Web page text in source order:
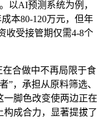
以AI预测系统为例，
本80-120万元，但年
收受接管期仅需4-8个
合做中不再局限于食
”，承担从原料筛选、
一脚色改变使两边正在
成合力，显著提拔了